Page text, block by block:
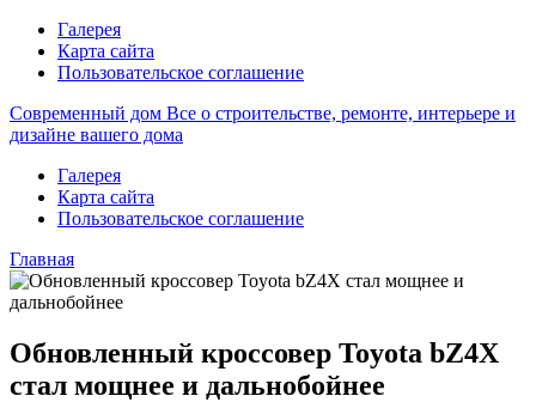
Галерея
Карта сайта
Пользовательское соглашение
Современный дом Все о строительстве, ремонте, интерьере и
дизайне вашего дома
Галерея
Карта сайта
Пользовательское соглашение
Главная
Обновленный кроссовер Toyota bZ4X
стал мощнее и дальнобойнее